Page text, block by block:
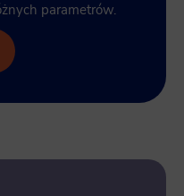
parametrów.